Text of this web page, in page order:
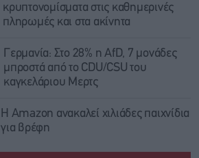
κρυπτονομίσματα στις καθημερινές
πληρωμές και στα ακίνητα
Γερμανία: Στο 28% η AfD, 7 μονάδες
μπροστά από το CDU/CSU του
καγκελάριου Μερτς
Η Amazon ανακαλεί χιλιάδες παιχνίδια
για βρέφη